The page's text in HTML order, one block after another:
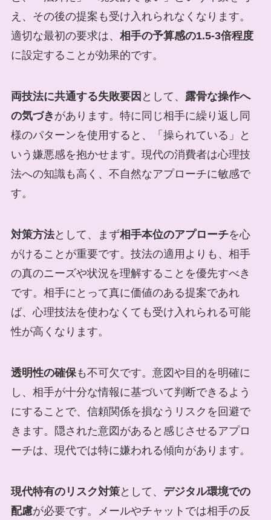
え、その後の提案も受け入れられなくなります。
適切な最初の要求は、 相手の予算感の1.5-3倍程度
に設定することが効果的です。
両技法に共通する失敗要因 として、 露骨な操作へ
の気づき があります。特に同じ相手に繰り返し同
様のパターンを使用すると、「操られている」と
いう嫌悪感を抱かせます。現代の消費者は心理技
法への知識も高く、不自然なアプローチに敏感で
す。
対策方法として、まず相手本位のアプローチを心
がけることが重要です。技法の適用よりも、相手
の真のニーズや状況を理解することを優先すべき
です。相手にとって真に価値のある提案であれ
ば、心理技法を使わなくても受け入れられる可能
性が高くなります。
透明性の確保も不可欠です。意図や目的を明確に
し、相手が十分な情報に基づいて判断できるよう
にすることで、信頼関係を損なうリスクを回避で
きます。隠された意図があると感じさせるアプロ
ーチは、現代では特に嫌われる傾向があります。
現代特有のリスク対策として、 デジタル環境での
配慮が必要です。メールやチャットでは相手の反